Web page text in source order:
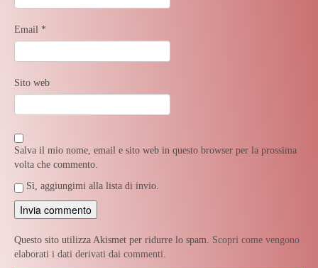
Email *
Sito web
Salva il mio nome, email e sito web in questo browser per la prossima
volta che commento.
Sì, aggiungimi alla lista di invio.
Questo sito utilizza Akismet per ridurre lo spam. Scopri come vengono
elaborati i dati derivati dai commenti